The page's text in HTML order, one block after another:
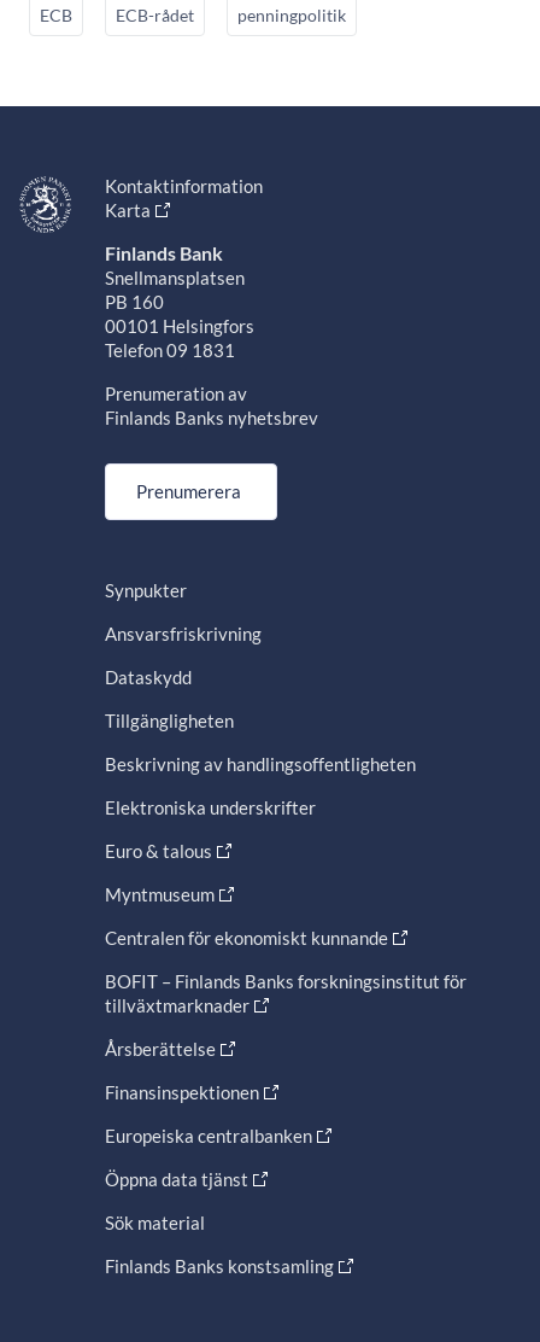
ECB ECB-rådet penningpolitik
Kontaktinformation
Karta
Finlands Bank
Snellmansplatsen
PB 160
00101 Helsingfors
Telefon 09 1831
Prenumeration av
Finlands Banks nyhetsbrev
Prenumerera
Synpukter
Ansvarsfriskrivning
Dataskydd
Tillgängligheten
Beskrivning av handlingsoffentligheten
Elektroniska underskrifter
Euro & talous
Myntmuseum
Centralen för ekonomiskt kunnande
BOFIT – Finlands Banks forskningsinstitut för
tillväxtmarknader
Årsberättelse
Finansinspektionen
Europeiska centralbanken
Öppna data tjänst
Sök material
Finlands Banks konstsamling